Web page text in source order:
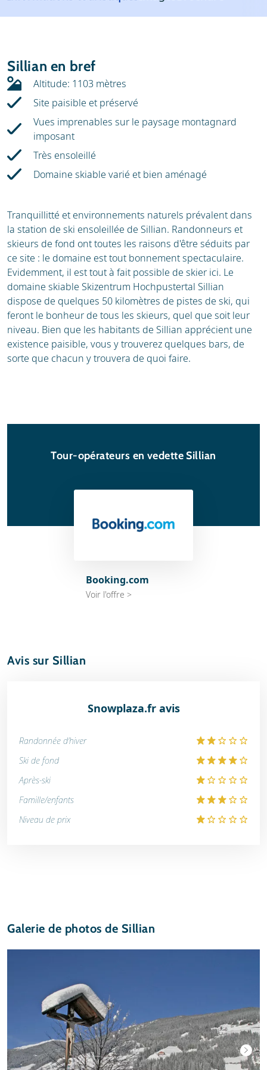
Location
Location de ski
Sillian en bref
Altitude: 1103 mètres
Site paisible et préservé
Vues imprenables sur le paysage montagnard
imposant
Très ensoleillé
Domaine skiable varié et bien aménagé
Tranquillitté et environnements naturels prévalent dans
la station de ski ensoleillée de Sillian. Randonneurs et
skieurs de fond ont toutes les raisons d'être séduits par
ce site : le domaine est tout bonnement spectaculaire.
Evidemment, il est tout à fait possible de skier ici. Le
domaine skiable Skizentrum Hochpustertal Sillian
dispose de quelques 50 kilomètres de pistes de ski, qui
feront le bonheur de tous les skieurs, quel que soit leur
niveau. Bien que les habitants de Sillian apprécient une
existence paisible, vous y trouverez quelques bars, de
sorte que chacun y trouvera de quoi faire.
Tour-opérateurs en vedette Sillian
Booking.com
Voir l'offre >
Avis sur Sillian
Snowplaza.fr avis
Randonnée d'hiver
Ski de fond
Après-ski
Famille/enfants
Niveau de prix
Galerie de photos de Sillian